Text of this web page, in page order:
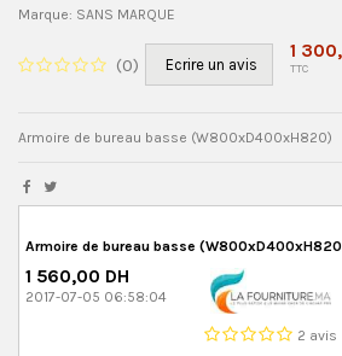
Marque: SANS MARQUE
(0) Ecrire un avis
1
TTC
Armoire de bureau basse (W800xD400xH820)
Armoire de bureau basse
1 560,00 DH
2017-07-05 06:58:04
2 avis